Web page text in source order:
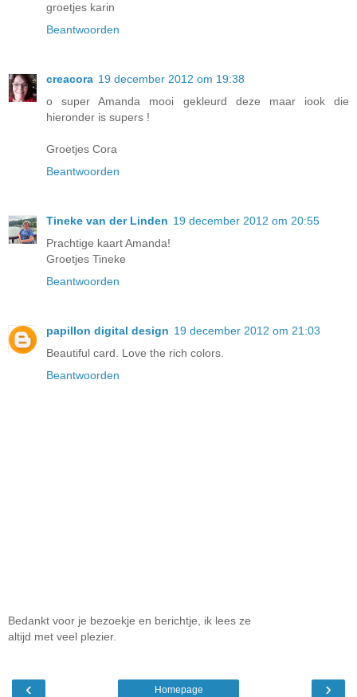
groetjes karin
Beantwoorden
creacora 19 december 2012 om 19:38
o super Amanda mooi gekleurd deze maar iook die
hieronder is supers !
Groetjes Cora
Beantwoorden
Tineke van der Linden 19 december 2012 om 20:55
Prachtige kaart Amanda!
Groetjes Tineke
Beantwoorden
papillon digital design 19 december 2012 om 21:03
Beautiful card. Love the rich colors.
Beantwoorden
Bedankt voor je bezoekje en berichtje, ik lees ze
altijd met veel plezier.
‹ ›
Homepage